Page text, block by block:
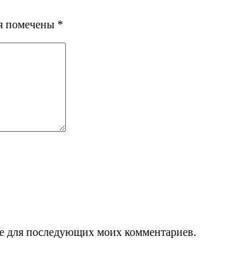
помечены *
для последующих моих комментариев.